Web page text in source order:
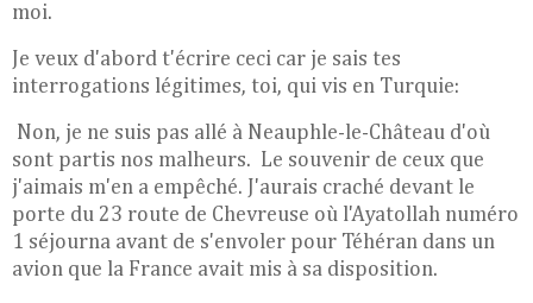
moi.
Je veux d'abord t'écrire ceci car je sais tes
interrogations légitimes, toi, qui vis en Turquie:
Non, je ne suis pas allé à Neauphle-le-Château d'où
sont partis nos malheurs. Le souvenir de ceux que
j'aimais m'en a empêché. J'aurais craché devant le
porte du 23 route de Chevreuse où l'Ayatollah numéro
1 séjourna avant de s'envoler pour Téhéran dans un
avion que la France avait mis à sa disposition.